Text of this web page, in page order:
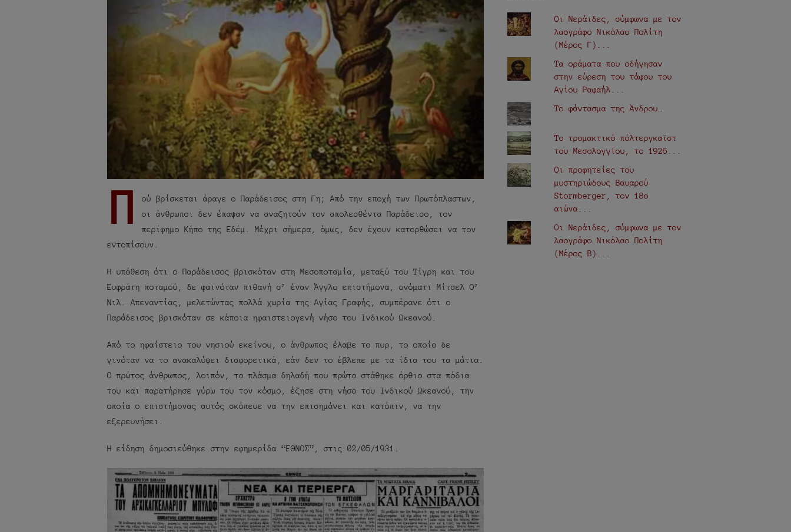
Π
ού βρίσκεται άραγε ο Παράδεισος στη Γη; Από την εποχή των Πρωτόπλαστων,
οι άνθρωποι δεν έπαψαν να αναζητούν τον απολεσθέντα Παράδεισο, τον
περίφημο Κήπο της Εδέμ. Μέχρι σήμερα, όμως, δεν έχουν κατορθώσει να τον
εντοπίσουν.
Η υπόθεση ότι ο Παράδεισος βρισκόταν στη Μεσοποταμία, μεταξύ του Τίγρη και του
Ευφράτη ποταμού, δε φαινόταν πιθανή σ’ έναν Άγγλο επιστήμονα, ονόματι Μίτσελ Ο’
Νιλ. Απεναντίας, μελετώντας πολλά χωρία της Αγίας Γραφής, συμπέρανε ότι ο
Παράδεισος βρισκόταν σε κάποια ηφαιστειογενή νήσο του Ινδικού Ωκεανού.
Από το ηφαίστειο του νησιού εκείνου, ο άνθρωπος έλαβε το πυρ, το οποίο δε
γινόταν να το ανακαλύψει διαφορετικά, εάν δεν το έβλεπε με τα ίδια του τα μάτια.
Ο πρώτος άνθρωπος, λοιπόν, το πλάσμα δηλαδή που πρώτο στάθηκε όρθιο στα πόδια
του και παρατήρησε γύρω του τον κόσμο, έζησε στη νήσο του Ινδικού Ωκεανού, την
οποία ο επιστήμονας αυτός σκόπευε να την επισημάνει και κατόπιν, να την
εξερευνήσει.
Η είδηση δημοσιεύθηκε στην εφημερίδα “ΕΘΝΟΣ”, στις 02/05/1931…
Οι Νεράιδες, σύμφωνα με τον
λαογράφο Νικόλαο Πολίτη
(Μέρος Γ)...
Τα οράματα που οδήγησαν
στην εύρεση του τάφου του
Αγίου Ραφαήλ...
Το φάντασμα της Άνδρου…
Το τρομακτικό πόλτεργκαϊστ
του Μεσολογγίου, το 1926...
Οι προφητείες του
μυστηριώδους Βαυαρού
Stormberger, τον 18ο
αιώνα...
Οι Νεράιδες, σύμφωνα με τον
λαογράφο Νικόλαο Πολίτη
(Μέρος Β)...